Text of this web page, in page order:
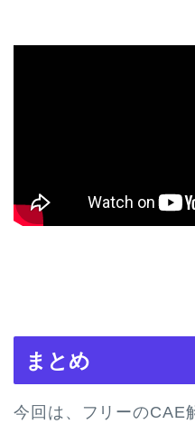
まとめ
今回は、フリーのCAE